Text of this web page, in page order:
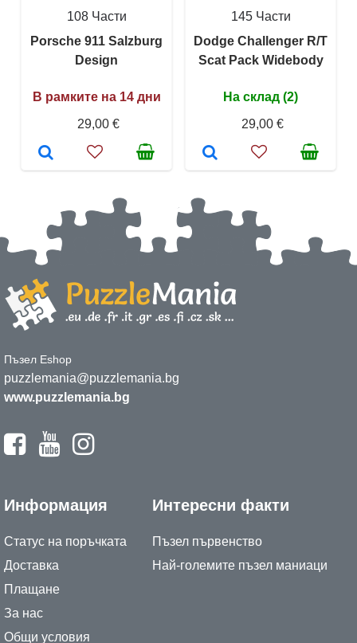
108 Части
Porsche 911 Salzburg
Design
В рамките на 14 дни
29,00 €
145 Части
Dodge Challenger R/T
Scat Pack Widebody
На склад (2)
29,00 €
Пъзел Eshop
puzzlemania@puzzlemania.bg
www.puzzlemania.bg
Информация
Статус на поръчката
Доставка
Плащане
За нас
Общи условия
Интересни факти
Пъзел първенство
Най-големите пъзел маниаци